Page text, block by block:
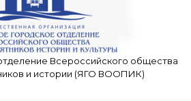
Всероссийского общества
и истории (ЯГО ВООПИК)